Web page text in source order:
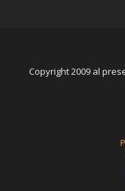
Copyright 2009 al